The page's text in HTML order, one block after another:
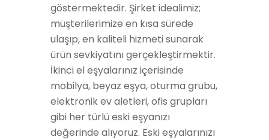
göstermektedir. Şirket idealimiz;
müşterilerimize en kısa sürede
ulaşıp, en kaliteli hizmeti sunarak
ürün sevkiyatını gerçekleştirmektir.
İkinci el eşyalarınız içerisinde
mobilya, beyaz eşya, oturma grubu,
elektronik ev aletleri, ofis grupları
gibi her türlü eski eşyanızı
değerinde alıyoruz. Eski eşyalarınızı